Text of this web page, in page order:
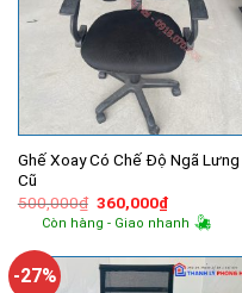
Ghế Xoay Có Chế Độ Ngã Lưng
Cũ
500,000₫ Giá
gốc
là:
360,000₫Giá
hiện
tại
360,000₫.
Còn hàng - Giao nhanh
-27%